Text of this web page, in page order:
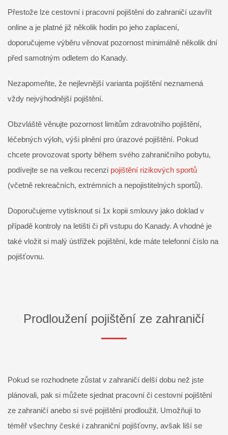
Přestože lze cestovní i pracovní pojištění do zahraničí uzavřít
online a je platné již několik hodin po jeho zaplacení,
doporučujeme výběru věnovat pozornost minimálně několik dní
před samotným odletem do Kanady.
Nezapomeňte, že nejlevnější varianta pojištění neznamená
vždy nejvýhodnější pojištění.
Obzvláště věnujte pozornost limitům zdravotního pojištění,
léčebných výloh, výši plnění pro úrazové pojištění. Pokud
chcete provozovat sporty během svého zahraničního pobytu,
podívejte se na velkou recenzi pojištění rizikových sportů
(včetně rekreačních, extrémních a nepojistitelných sportů).
Doporučujeme vytisknout si 1x kopii smlouvy jako doklad v
případě kontroly na letišti či při vstupu do Kanady. A vhodné je
také vložit si malý ústřižek pojištění, kde máte telefonní číslo na
pojišťovnu.
Prodloužení pojištění ze zahraničí
Pokud se rozhodnete zůstat v zahraničí delší dobu než jste
plánovali, pak si můžete sjednat pracovní či cestovní pojištění
ze zahraničí anebo si své pojištění prodloužit. Umožňují to
téměř všechny české i zahraniční pojišťovny, avšak liší se